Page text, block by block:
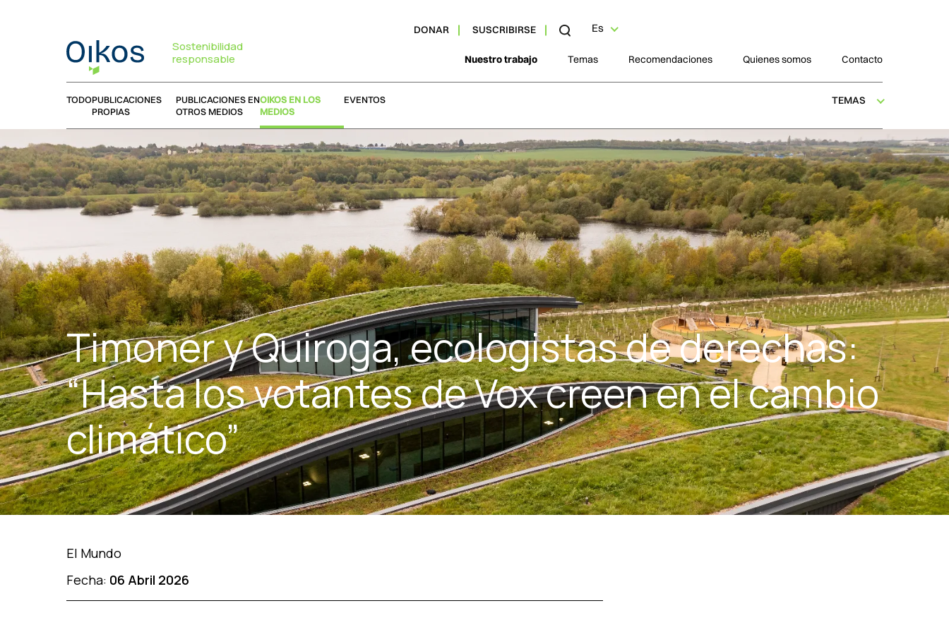
Sostenibilidad
responsable
DONAR SUSCRIBIRSE Es
Nuestro trabajo Temas Recomendaciones Quienes somos Contacto
TODOPUBLICACIONES
PROPIAS
PUBLICACIONES EN
OTROS MEDIOS
OIKOS EN LOS
MEDIOS
EVENTOS TEMAS
Timoner y Quiroga, ecologistas de derechas:
“Hasta los votantes de Vox creen en el cambio
climático”
El Mundo
Fecha: 06 Abril 2026